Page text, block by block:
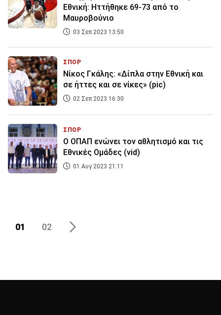
Εθνική: Ηττήθηκε 69-73 από το
Μαυροβούνιο
03 Σεπ 2023 13:50
ΣΠΟΡ
Νίκος Γκάλης: «Δίπλα στην Εθνική και
σε ήττες και σε νίκες» (pic)
02 Σεπ 2023 16:30
ΣΠΟΡ
Ο ΟΠΑΠ ενώνει τον αθλητισμό και τις
Εθνικές Ομάδες (vid)
01 Αυγ 2023 21:11
01 02